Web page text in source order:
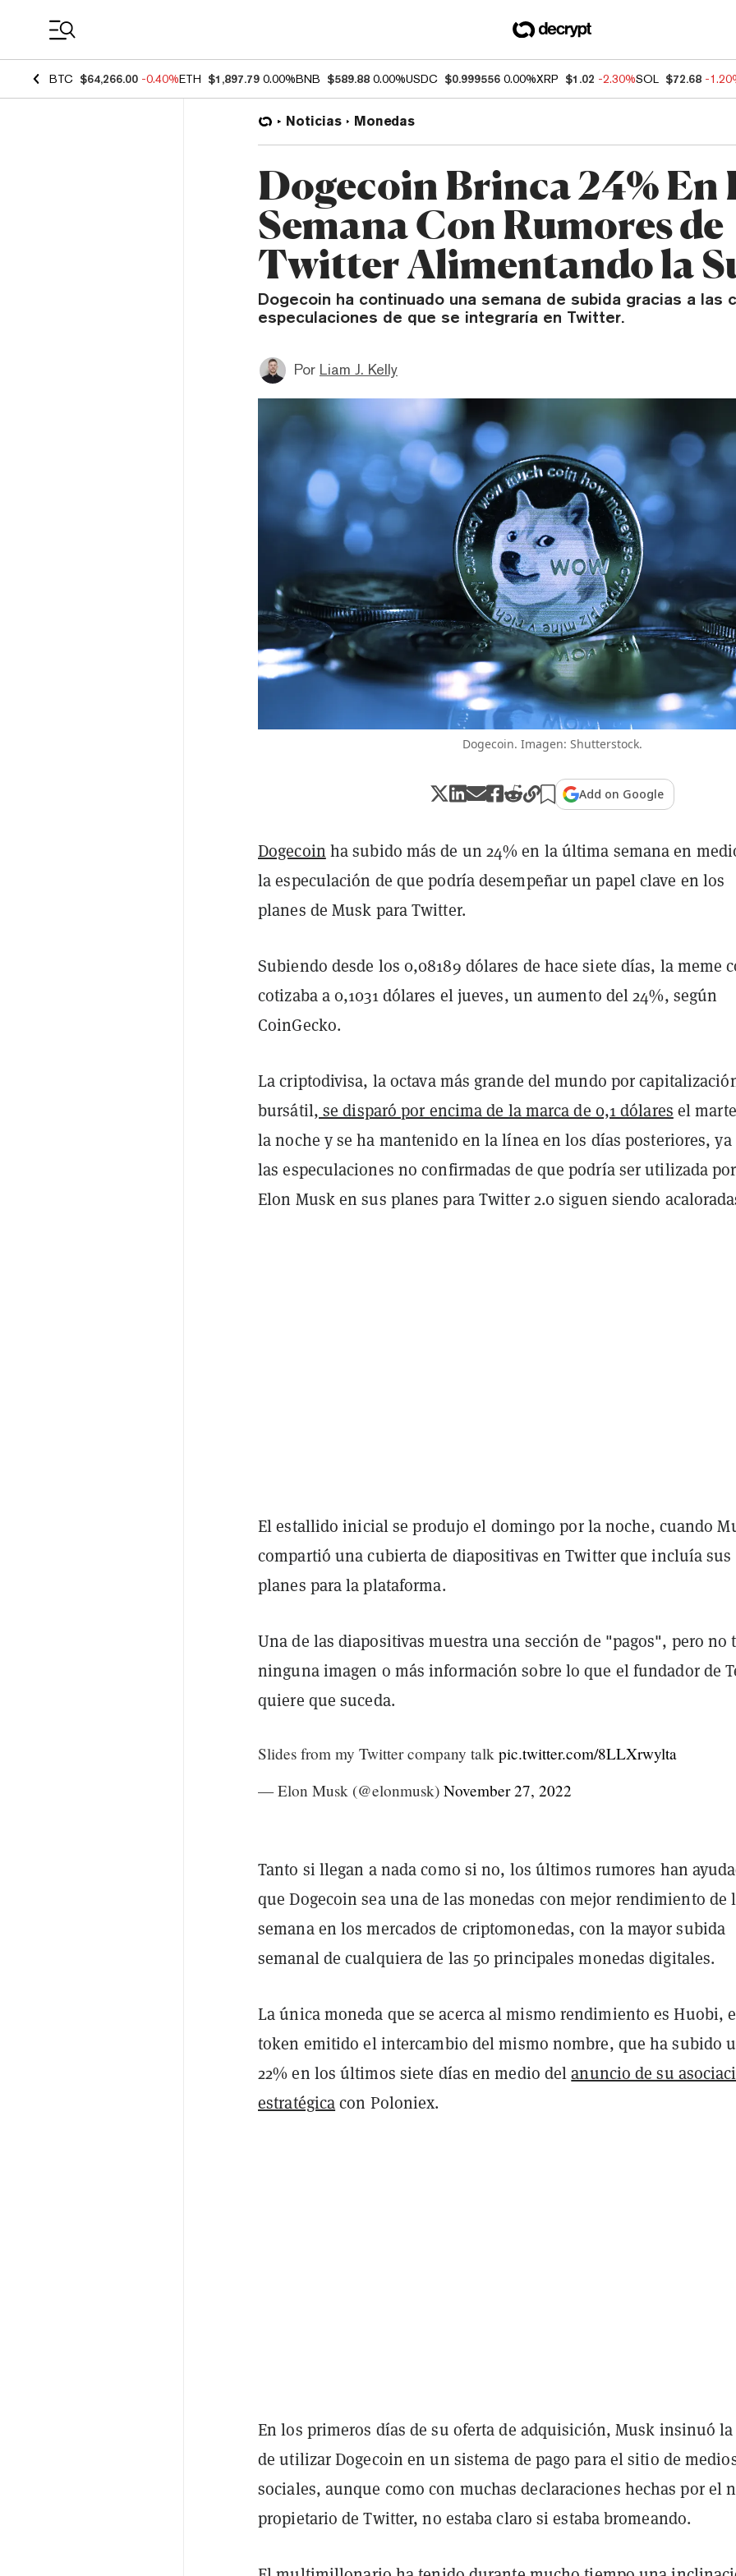
BTC $64,266.00 -0.40%ETH $1,897.79 0.00%BNB $589.88 0.00%USDC $0.999556 0.00%XRP $1.02 -2.30%SOL $72.68 -
Noticias Monedas
Dogecoin Brinca 24% En
Semana Con Rumores de
Twitter Alimentando la
Dogecoin ha continuado una semana de subida gracias a las
especulaciones de que se integraría en Twitter.
Por Liam J. Kelly
Dogecoin. Imagen: Shutterstock.
Add on Google
Dogecoin ha subido más de un 24% en la última semana en
la especulación de que podría desempeñar un papel clave en los
planes de Musk para Twitter.
Subiendo desde los 0,08189 dólares de hace siete días, la meme
cotizaba a 0,1031 dólares el jueves, un aumento del 24%, según
CoinGecko.
La criptodivisa, la octava más grande del mundo por
bursátil, se disparó por encima de la marca de 0,1 dólares el
la noche y se ha mantenido en la línea en los días posteriores, ya
las especulaciones no confirmadas de que podría ser utilizada por
Elon Musk en sus planes para Twitter 2.0 siguen siendo
El estallido inicial se produjo el domingo por la noche, cuando
compartió una cubierta de diapositivas en Twitter que incluía sus
planes para la plataforma.
Una de las diapositivas muestra una sección de "pagos", pero no
ninguna imagen o más información sobre lo que el fundador de
quiere que suceda.
Slides from my Twitter company talk pic.twitter.com/8LLXrwylta
— Elon Musk (@elonmusk) November 27, 2022
Tanto si llegan a nada como si no, los últimos rumores han
que Dogecoin sea una de las monedas con mejor rendimiento de
semana en los mercados de criptomonedas, con la mayor subida
semanal de cualquiera de las 50 principales monedas digitales.
La única moneda que se acerca al mismo rendimiento es Huobi,
token emitido el intercambio del mismo nombre, que ha subido
22% en los últimos siete días en medio delanuncio de su
estratégicacon Poloniex.
En los primeros días de su oferta de adquisición, Musk insinuó
de utilizar Dogecoin en un sistema de pago para el sitio de
sociales, aunque como con muchas declaraciones hechas por el
propietario de Twitter, no estaba claro si estaba bromeando.